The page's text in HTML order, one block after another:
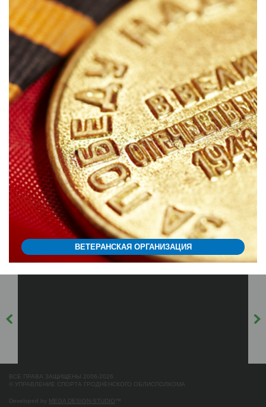
ВЕТЕРАНСКАЯ ОРГАНИЗАЦИЯ
ВСЕ ПРАВА ЗАЩИЩЕНЫ 2006-2026
© УПРАВЛЕНИЕ СПОРТА ГРОДНЕНСКОГО ОБЛИСПОЛКОМА
Developed by MEGA DESIGN-STUDIO ™